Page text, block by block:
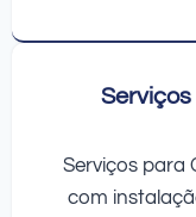
Serviços para
com